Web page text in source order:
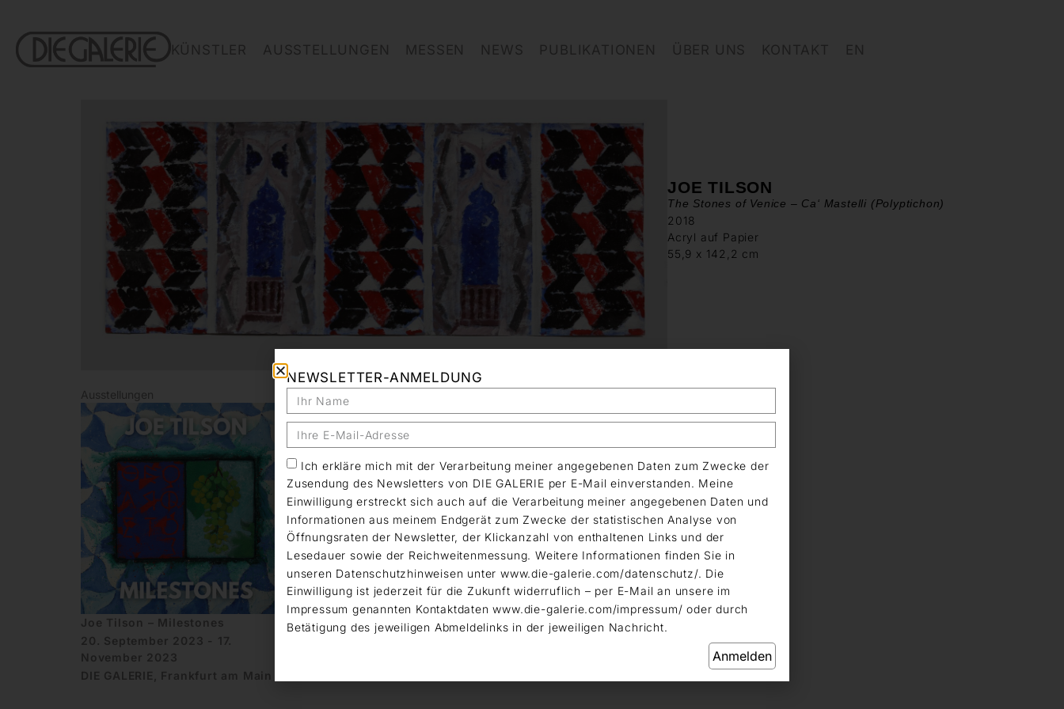
KÜNSTLER AUSSTELLUNGEN MESSEN NEWS PUBLIKATIONEN ÜBER UNS KONTAKT EN
JOE TILSON
The Stones of Venice – Ca‘ Mastelli (Polyptichon)
2018
Acryl auf Papier
55,9 x 142,2 cm
Ausstellungen
Joe Tilson – Milestones
20. September 2023 - 17.
November 2023
DIE GALERIE, Frankfurt am Main
NEWSLETTER-ANMELDUNG
Ich erkläre mich mit der Verarbeitung meiner angegebenen Daten zum Zwecke der
Zusendung des Newsletters von DIE GALERIE per E-Mail einverstanden. Meine
Einwilligung erstreckt sich auch auf die Verarbeitung meiner angegebenen Daten und
Informationen aus meinem Endgerät zum Zwecke der statistischen Analyse von
Öffnungsraten der Newsletter, der Klickanzahl von enthaltenen Links und der
Lesedauer sowie der Reichweitenmessung. Weitere Informationen finden Sie in
unseren Datenschutzhinweisen unter www.die-galerie.com/datenschutz/. Die
Einwilligung ist jederzeit für die Zukunft widerruflich – per E-Mail an unsere im
Impressum genannten Kontaktdaten www.die-galerie.com/impressum/ oder durch
Betätigung des jeweiligen Abmeldelinks in der jeweiligen Nachricht.
Anmelden